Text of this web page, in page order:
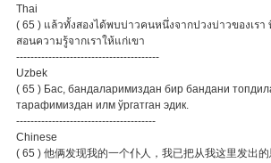
Thai
( 65 ) แล้วทั้งสองได้พบบ่าวคนหนึ่งจากปวงบ่าวของเรา
สอนความรู้จากเราให้แก่เขา
----------------------------------------
Uzbek
( 65 ) Бас, бандаларимиздан бир бандани
тарафимиздан илм ўргатган эдик.
---------------------------------------
Chinese
( 65 ) 他俩发现我的一个仆人，我已把从我这里发出